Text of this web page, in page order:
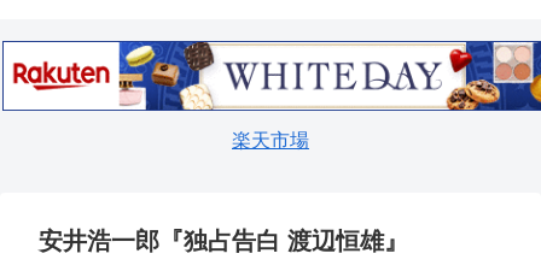
楽天市場
安井浩一郎『独占告白 渡辺恒雄』